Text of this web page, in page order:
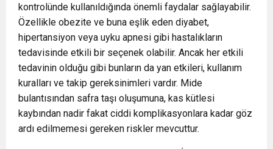
kontrolünde kullanıldığında önemli faydalar sağlayabilir.
Özellikle obezite ve buna eşlik eden diyabet,
hipertansiyon veya uyku apnesi gibi hastalıkların
tedavisinde etkili bir seçenek olabilir. Ancak her etkili
tedavinin olduğu gibi bunların da yan etkileri, kullanım
kuralları ve takip gereksinimleri vardır. Mide
bulantısından safra taşı oluşumuna, kas kütlesi
kaybından nadir fakat ciddi komplikasyonlara kadar göz
ardı edilmemesi gereken riskler mevcuttur.